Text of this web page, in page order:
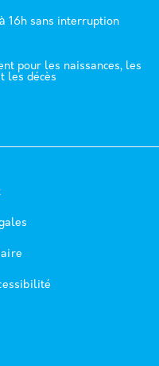
16h sans interruption
pour les naissances, les
les décès